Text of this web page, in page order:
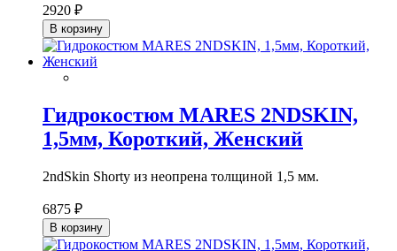
2920 ₽
В корзину
Гидрокостюм MARES 2NDSKIN,
1,5мм, Короткий, Женский
2ndSkin Shorty из неопрена толщиной 1,5 мм.
6875 ₽
В корзину